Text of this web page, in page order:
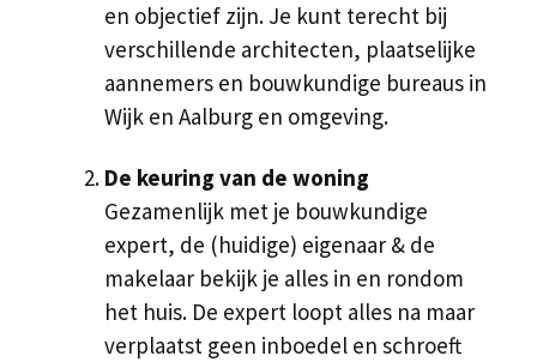
en objectief zijn. Je kunt terecht bij
verschillende architecten, plaatselijke
aannemers en bouwkundige bureaus in
Wijk en Aalburg en omgeving.
De keuring van de woning
Gezamenlijk met je bouwkundige
expert, de (huidige) eigenaar & de
makelaar bekijk je alles in en rondom
het huis. De expert loopt alles na maar
verplaatst geen inboedel en schroeft